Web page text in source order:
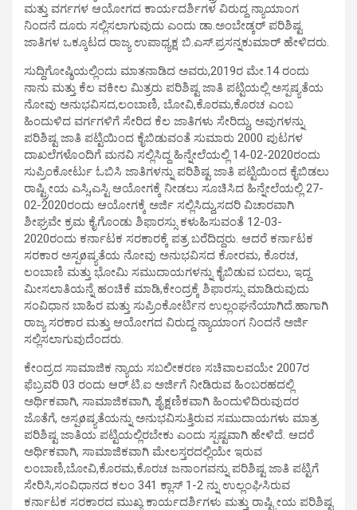
ಮತ್ತು ವರ್ಗಗಳ ಆಯೋಗದ ಕಾರ್ಯದರ್ಶಿಗಳ ವಿರುದ್ದ ನ್ಯಾಯಾಂಗ
ನಿಂದನೆ ದೂರು ಸಲ್ಲಿಸಲಾಗುವುದು ಎಂದು ಡಾ.ಅಂಬೇಡ್ಕರ್ ಪರಿಶಿಷ್ಟ
ಜಾತಿಗಳ ಒಕ್ಕೂಟದ ರಾಜ್ಯ ಉಪಾಧ್ಯಕ್ಷ ಬಿ.ಎಸ್.ಪ್ರಸನ್ನಕುಮಾರ್ ಹೇಳಿದರು.
ಸುದ್ದಿಗೋಷ್ಠಿಯಲ್ಲಿಂದು ಮಾತನಾಡಿದ ಅವರು,2019ರ ಮೇ.14 ರಂದು
ನಾನು ಮತ್ತು ಕೆಲ ವಕೀಲ ಮಿತ್ರರು ಪರಿಶಿಷ್ಟ ಜಾತಿ ಪಟ್ಟಿಯಲ್ಲಿ ಅಸ್ಪಷ್ಯತೆಯ
ನೋವು ಅನುಭವಿಸದ,ಲಂಬಾಣಿ, ಬೋವಿ,ಕೊರಮ,ಕೊರಚ ಎಂಬ
ಹಿಂದುಳಿದ ವರ್ಗಗಳಿಗೆ ಸೇರಿದ ಕೆಲ ಜಾತಿಗಳು ಸೇರಿದ್ದು, ಅವುಗಳನ್ನು
ಪರಿಶಿಷ್ಟ ಜಾತಿ ಪಟ್ಟಿಯಿಂದ ಕೈಬಿಡುವಂತೆ ಸುಮಾರು 2000 ಪುಟಗಳ
ದಾಖಲೆಗಳೊಂದಿಗೆ ಮನವಿ ಸಲ್ಲಿಸಿದ್ದ ಹಿನ್ನೇಲೆಯಲ್ಲಿ 14-02-2020ರಂದು
ಸುಪ್ರಿಂಕೋರ್ಟು ಓಬಿಸಿ ಜಾತಿಗಳನ್ನು ಪರಿಶಿಷ್ಟ ಜಾತಿ ಪಟ್ಟಿಯಿಂದ ಕೈಬಿಡಲು
ರಾಷ್ಟ್ರೀಯ ಎಸ್ಸಿ,ಎಸ್ಟಿ ಆಯೋಗಕ್ಕೆ ನೀಡಲು ಸೂಚಿಸಿದ ಹಿನ್ನೇಲೆಯಲ್ಲಿ 27-
02-2020ರಂದು ಆಯೋಗಕ್ಕೆ ಅರ್ಜಿ ಸಲ್ಲಿಸಿದ್ದು,ಸದರಿ ವಿಚಾರವಾಗಿ
ಶೀಘ್ರವೇ ಕ್ರಮ ಕೈಗೊಂಡು ಶಿಫಾರಸ್ಸು ಕಳುಹಿಸುವಂತೆ 12-03-
2020ರಂದು ಕರ್ನಾಟಕ ಸರಕಾರಕ್ಕೆ ಪತ್ರ ಬರೆದಿದ್ದರು. ಆದರೆ ಕರ್ನಾಟಕ
ಸರಕಾರ ಅಸ್ಪøಷ್ಯತೆಯ ನೋವು ಅನುಭವಿಸದ ಕೋರಮ, ಕೊರಚ,
ಲಂಬಾಣಿ ಮತ್ತು ಭೋಮಿ ಸಮುದಾಯಗಳನ್ನು ಕೈಬಿಡುವ ಬದಲು, ಇದ್ದ
ಮೀಸಲಾತಿಯನ್ನೆ ಹಂಚಿಕೆ ಮಾಡಿ,ಕೇಂದ್ರಕ್ಕೆ ಶಿಫಾರಸ್ಸು ಮಾಡಿರುವುದು
ಸಂವಿಧಾನ ಬಾಹಿರ ಮತ್ತು ಸುಪ್ರಿಂಕೋರ್ಟಿನ ಉಲ್ಲಂಘನೆಯಾಗಿದೆ.ಹಾಗಾಗಿ
ರಾಜ್ಯ ಸರಕಾರ ಮತ್ತು ಆಯೋಗದ ವಿರುದ್ದ ನ್ಯಾಯಾಂಗ ನಿಂದನೆ ಅರ್ಜಿ
ಸಲ್ಲಿಸಲಾಗುವುದೆಂದರು.
ಕೇಂದ್ರದ ಸಾಮಾಜಿಕ ನ್ಯಾಯ ಸಬಲೀಕರಣ ಸಚಿವಾಲವಯೇ 2007ರ
ಫೆಬ್ರವರಿ 03 ರಂದು ಆರ್.ಟಿ.ಐ ಅರ್ಜಿಗೆ ನೀಡಿರುವ ಹಿಂಬರಹದಲ್ಲಿ
ಅರ್ಥಿಕವಾಗಿ, ಸಾಮಾಜಿಕವಾಗಿ, ಶೈಕ್ಷಣಿಕವಾಗಿ ಹಿಂದುಳಿದಿರುವುದರ
ಜೊತೆಗೆ, ಅಸ್ಪøಷ್ಯತೆಯನ್ನು ಅನುಭವಿಸುತ್ತಿರುವ ಸಮುದಾಯಗಳು ಮಾತ್ರ
ಪರಿಶಿಷ್ಟ ಜಾತಿಯ ಪಟ್ಟಿಯಲ್ಲಿರಬೇಕು ಎಂದು ಸ್ಪಷ್ಟವಾಗಿ ಹೇಳಿದೆ. ಆದರೆ
ಅರ್ಥಿಕವಾಗಿ, ಸಾಮಾಜಿಕವಾಗಿ ಮೇಲಸ್ತರದಲ್ಲಿಯೇ ಇರುವ
ಲಂಬಾಣಿ,ಬೋವಿ,ಕೊರಮ,ಕೊರಚ ಜನಾಂಗವನ್ನು ಪರಿಶಿಷ್ಟ ಜಾತಿ ಪಟ್ಟಿಗೆ
ಸೇರಿಸಿ,ಸಂವಿಧಾನದ ಕಲಂ 341 ಕ್ಲಾಸ್ 1-2 ನ್ನು ಉಲ್ಲಂಘಿಸಿರುವ
ಕರ್ನಾಟಕ ಸರಕಾರದ ಮುಖ್ಯ ಕಾರ್ಯದರ್ಶಿಗಳು ಮತ್ತು ರಾಷ್ಟ್ರೀಯ ಪರಿಶಿಷ್ಟ